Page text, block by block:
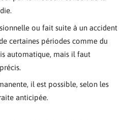
ou fait suite à un accident
certaines périodes comme du
automatique, mais il faut
il est possible, selon les
anticipée.